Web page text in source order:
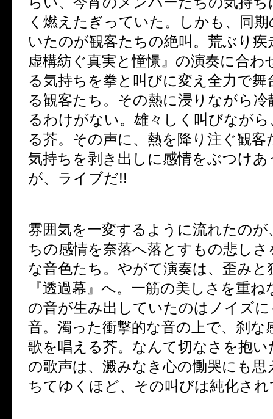
く燃えたぎっていた。しかも、同
いたのが観客たちの絶叫。荒ぶり疾
虚構紡ぐ真実と憧憬』の演奏に合わ
る気持ちを拳と叫びに変え全力で舞
る観客たち。その熱に浸りながら
るわけがない。雄々しく叫びなが
る芥。その声に、熱を降り注ぐ観客
気持ちを剥き出しに感情をぶつけ
が、ライブだ!!
雰囲気を一変するように流れたのが
ちの感情を奈落へ落とすもの悲し
な音色たち。やがて演奏は、歪みと
『透過幕』へ。一筋の美しさを重
の音が生み出していたのはノイズ
音。濁った衝撃的な音の上で、刹な
歌を唱える芥。なんて切なさを抱い
の歌声は、澱みなき心の慟哭にも思
ちてゆくほど、その叫びは純化さ